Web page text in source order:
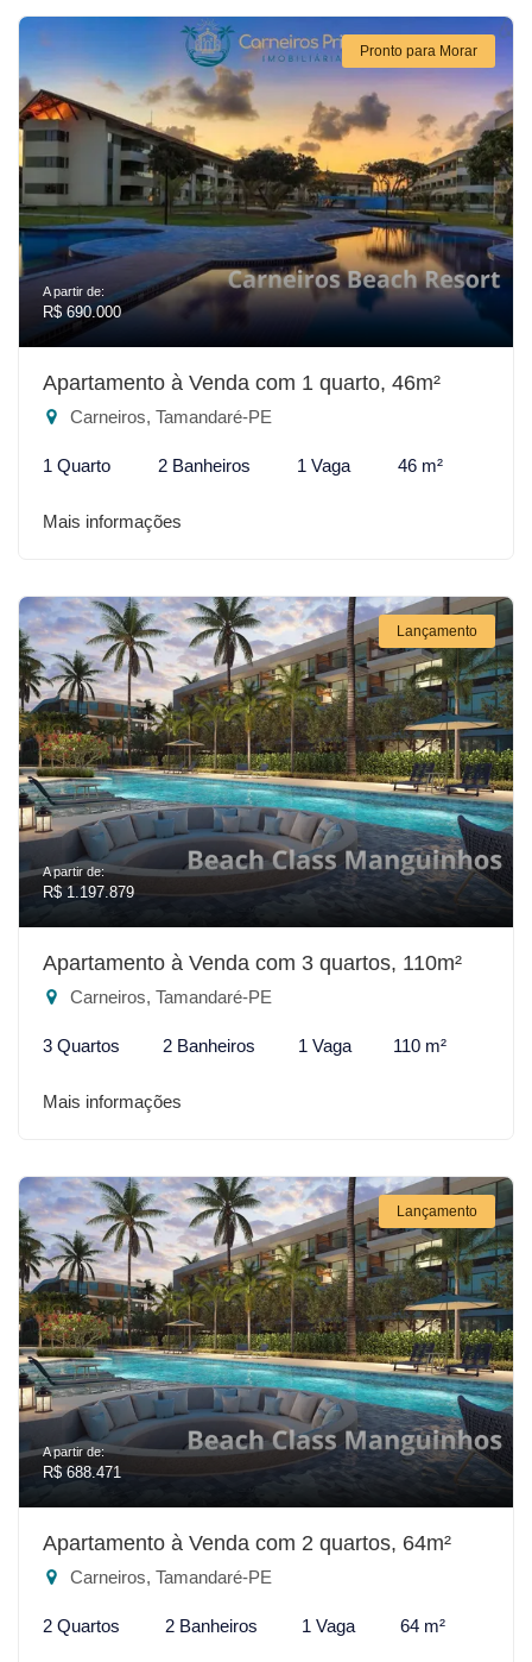
Pronto para Morar
A partir de:
R$ 690.000
Apartamento à Venda com 1 quarto, 46m²
Carneiros, Tamandaré-PE
1 Quarto 2 Banheiros 1 Vaga 46 m²
Mais informações
Lançamento
A partir de:
R$ 1.197.879
Apartamento à Venda com 3 quartos, 110m²
Carneiros, Tamandaré-PE
3 Quartos 2 Banheiros 1 Vaga 110 m²
Mais informações
Lançamento
A partir de:
R$ 688.471
Apartamento à Venda com 2 quartos, 64m²
Carneiros, Tamandaré-PE
2 Quartos 2 Banheiros 1 Vaga 64 m²